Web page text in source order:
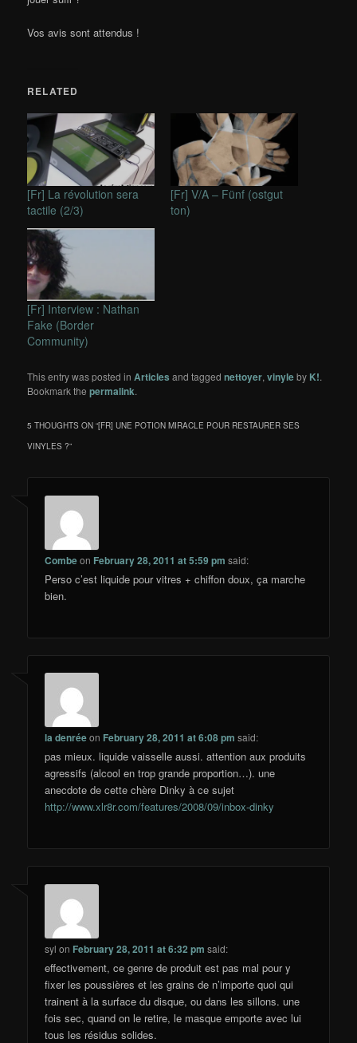
Vos avis sont attendus !
RELATED
[Fr] La révolution sera
tactile (2/3)
[Fr] V/A – Fünf (ostgut
ton)
[Fr] Interview : Nathan
Fake (Border
Community)
This entry was posted inArticles and taggednettoyer,vinyleby K!.
Bookmark thepermalink.
5 THOUGHTS ON “[FR] UNE POTION MIRACLE POUR RESTAURER SES
VINYLES ?”
Combeon February 28, 2011 at 5:59 pm said:
Perso c’est liquide pour vitres + chiffon doux, ça marche
bien.
la denréeon February 28, 2011 at 6:08 pm said:
pas mieux. liquide vaisselle aussi. attention aux produits
agressifs (alcool en trop grande proportion…). une
anecdote de cette chère Dinky à ce sujet
http://www.xlr8r.com/features/2008/09/inbox-dinky
syl on February 28, 2011 at 6:32 pm said:
effectivement, ce genre de produit est pas mal pour y
fixer les poussières et les grains de n’importe quoi qui
trainent à la surface du disque, ou dans les sillons. une
fois sec, quand on le retire, le masque emporte avec lui
tous les résidus solides.